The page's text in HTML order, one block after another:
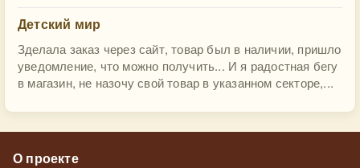
Детский мир
Зделала заказ через сайт, товар был в наличии, пришло
уведомление, что можно получить... И я радостная бегу
в магазин, не назочу свой товар в указанном секторе,...
О проекте